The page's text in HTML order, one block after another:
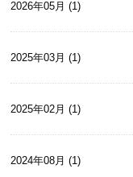
2026年05月 (1)
2025年03月 (1)
2025年02月 (1)
2024年08月 (1)